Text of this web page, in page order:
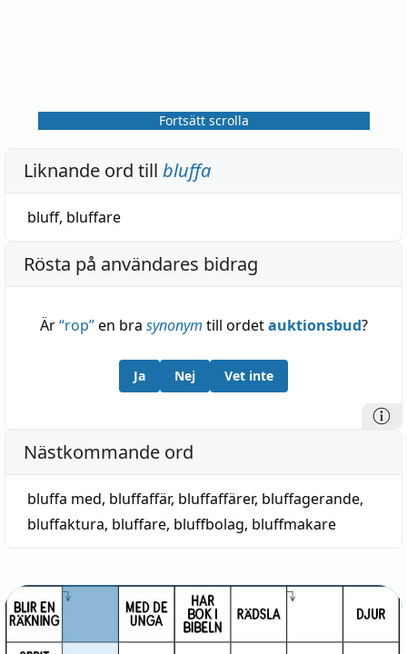
Fortsätt scrolla
Liknande ord till bluffa
bluff, bluffare
Rösta på användares bidrag
Är“rop”en bra synonym till ordetauktionsbud?
Ja Nej Vet inte
Nästkommande ord
bluffa med, bluffaffär, bluffaffärer, bluffagerande,
bluffaktura, bluffare, bluffbolag, bluffmakare